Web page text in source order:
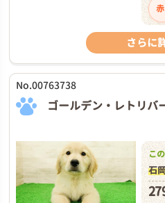
さらに
No.00763738
ゴールデン・レトリバ
こ
石